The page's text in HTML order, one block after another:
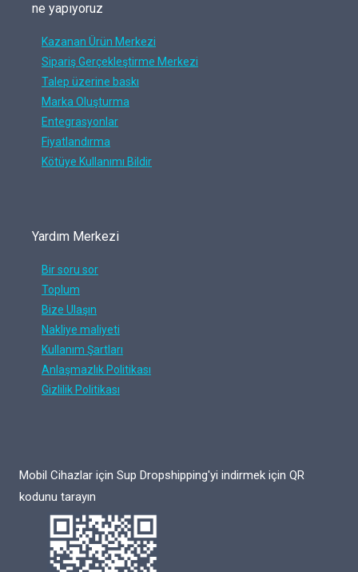
ne yapıyoruz
Kazanan Ürün Merkezi
Sipariş Gerçekleştirme Merkezi
Talep üzerine baskı
Marka Oluşturma
Entegrasyonlar
Fiyatlandırma
Kötüye Kullanımı Bildir
Yardım Merkezi
Bir soru sor
Toplum
Bize Ulaşın
Nakliye maliyeti
Kullanım Şartları
Anlaşmazlık Politikası
Gizlilik Politikası
Mobil Cihazlar için Sup Dropshipping'yi indirmek için QR
kodunu tarayın